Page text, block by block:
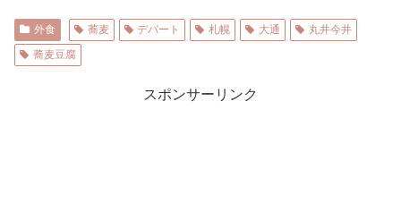
外食 蕎麦 デパート 札幌 大通
丸井今井
蕎麦豆腐
スポンサーリンク